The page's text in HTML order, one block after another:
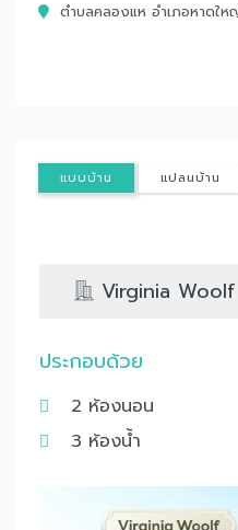
ตำบลคลองแห อำเภอหาดใ
แบบบ้าน แปลนบ้าน
Virginia
ประกอบด้วย
2 ห้องนอน
3 ห้องน้ำ